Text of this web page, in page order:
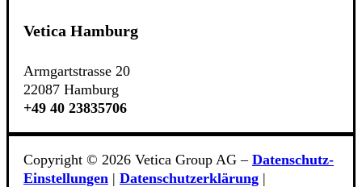
Vetica Hamburg
Armgartstrasse 20
22087 Hamburg
+49 40 23835706
Copyright © 2026 Vetica Group AG – Datenschutz-
Einstellungen | Datenschutzerklärung |